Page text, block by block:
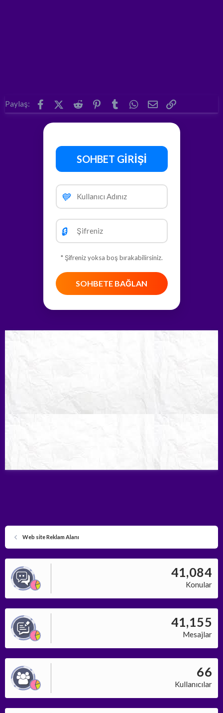
Paylaş: FacebookX (Twitter)
Reddit Pinterest
Tumblr WhatsApp
E-posta
SOHBET GİRİŞİ
💙
🔒
* Şifreniz yoksa boş bırakabilirsiniz.
SOHBETE BAĞLAN
Web site Reklam Alanı
41,084
Konular
41,155
Mesajlar
66
Kullanıcılar